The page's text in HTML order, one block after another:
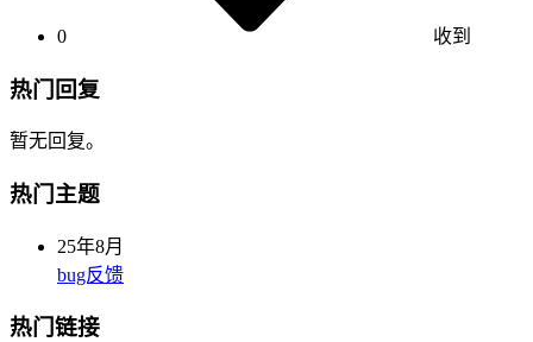
0 收到
热门回复
暂无回复。
热门主题
25年8月
bug反馈
热门链接